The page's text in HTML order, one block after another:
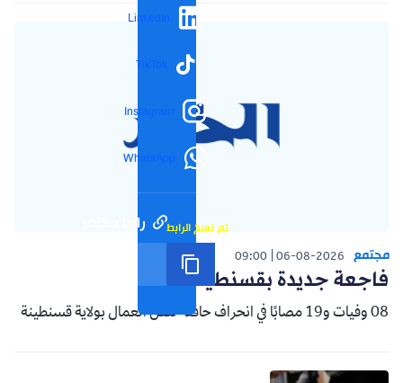
LinkedIn
TikTok
Instagram
WhatsApp
رابط مختصر تم نسخ الرابط
مجتمع 06-08-2026
09:00
فاجعة جديدة بقسنطينة
08 وفيات و19 مصابًا في انحراف حافلة لنقل العمال بولاية قسنطينة